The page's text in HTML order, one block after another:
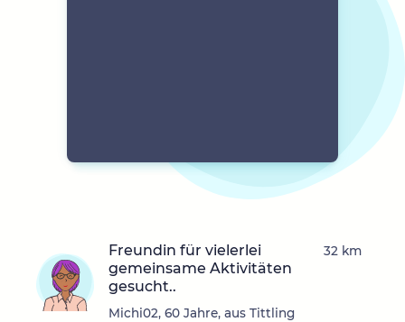
Freundin für vielerlei
gemeinsame Aktivitäten
gesucht..
Michi02, 60 Jahre, aus Tittling
32 km